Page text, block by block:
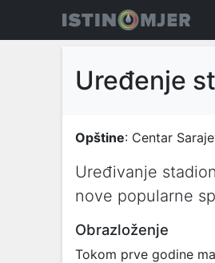
Uređenje
Opštine: Centar
Uređivanje
nove popularne
Obrazloženje
Tokom prve godine